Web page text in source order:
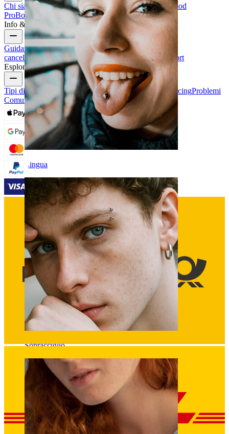
Lingua
Sopracciglio
Chi siamo BlogTermini & condizioniContattaciBodymod
ProBodymod CreatorsRecensioni Bodymod
Info & Aiuto
Guida alle taglieTraccia il tuo ordineConsegna
cancellazioni Pagamenti Il mio accountBodymod support
Esplora
Tipi di Gioielli da PiercingMateriali dei gioielli da piercingProblemi
Comuni Dei Piercing e Cura